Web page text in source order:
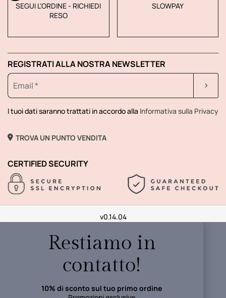
SEGUI L'ORDINE - RICHIEDI
RESO
SLOWPAY
REGISTRATI ALLA NOSTRA NEWSLETTER
I tuoi dati saranno trattati in accordo alla Informativa sulla Privacy
TROVA UN PUNTO VENDITA
CERTIFIED SECURITY
v0.14.04
Restiamo in
contatto!
10% di sconto sul tuo primo ordine